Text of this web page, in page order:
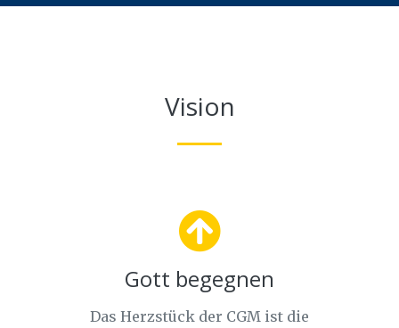
Vision
Gott begegnen
Das Herzstück der CGM ist die